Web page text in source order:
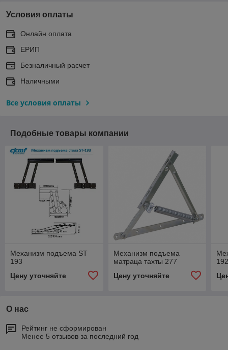
Условия оплаты
Онлайн оплата
ЕРИП
Безналичный расчет
Наличными
Все условия оплаты
Подобные товары компании
Механизм подъема ST
193
Цену уточняйте
Механизм подъема
матраца тахты 277
Цену уточняйте
О нас
Рейтинг не сформирован
Менее 5 отзывов за последний год